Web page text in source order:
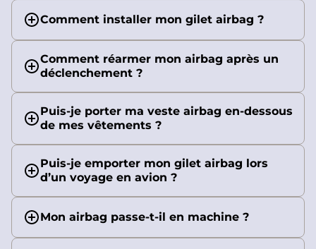
Comment installer mon gilet airbag ?
Comment réarmer mon airbag après un
déclenchement ?
Puis-je porter ma veste airbag en-dessous
de mes vêtements ?
Puis-je emporter mon gilet airbag lors
d’un voyage en avion ?
Mon airbag passe-t-il en machine ?